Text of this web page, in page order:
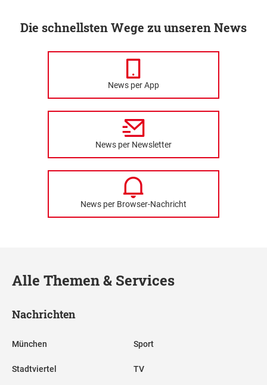
Die schnellsten Wege zu unseren News
News per App
News per Newsletter
News per Browser-Nachricht
Alle Themen & Services
Nachrichten
München
Stadtviertel
Sport
TV